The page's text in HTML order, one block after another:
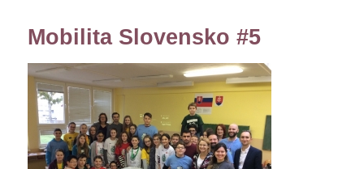
Mobilita Slovensko #5